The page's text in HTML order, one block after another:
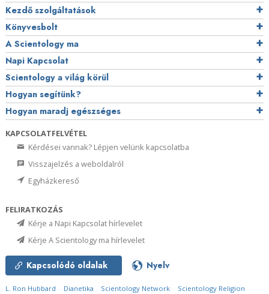
Kezdő szolgáltatások
Könyvesbolt
A Scientology ma
Napi Kapcsolat
Scientology a világ körül
Hogyan segítünk?
Hogyan maradj egészséges
KAPCSOLATFELVÉTEL
Kérdései vannak? Lépjen velünk kapcsolatba
Visszajelzés a weboldalról
Egyházkereső
FELIRATKOZÁS
Kérje a Napi Kapcsolat hírlevelet
Kérje A Scientology ma hírlevelet
Kapcsolódó oldalak Nyelv
L. Ron Hubbard Dianetika Scientology Network Scientology Religion